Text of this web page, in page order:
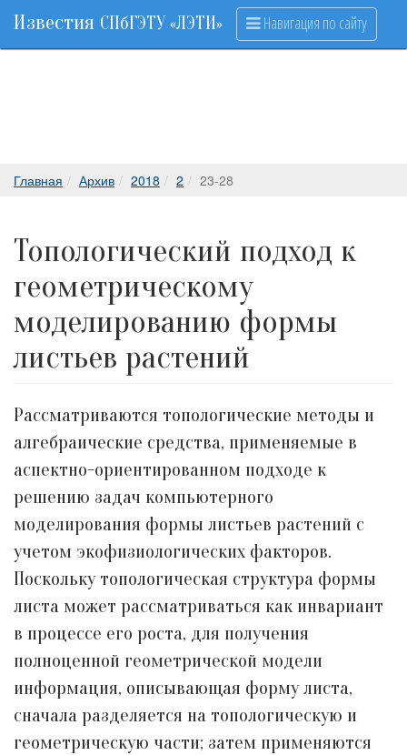
Известия СПбГЭТУ «ЛЭТИ» Навигация по сайту
Главная Архив 2018 2 23-28
Топологический подход к
геометрическому
моделированию формы
листьев растений
Рассматриваются топологические методы и
алгебраические средства, применяемые в
аспектно-ориентированном подходе к
решению задач компьютерного
моделирования формы листьев растений с
учетом экофизиологических факторов.
Поскольку топологическая структура формы
листа может рассматриваться как инвариант
в процессе его роста, для получения
полноценной геометрической модели
информация, описывающая форму листа,
сначала разделяется на топологическую и
геометрическую части; затем применяются